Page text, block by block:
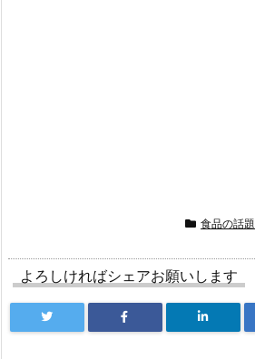
食品の話題
よろしければシェアお願いします